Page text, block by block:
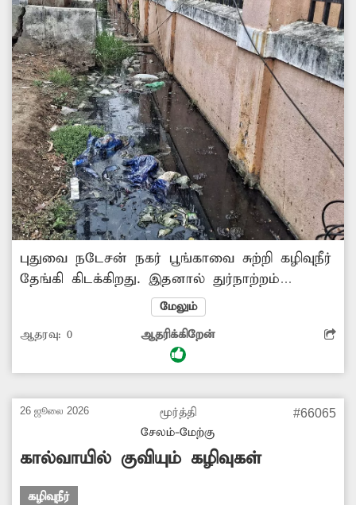
புதுவை நடேசன் நகர் பூங்காவை சுற்றி கழிவுநீர்
தேங்கி கிடக்கிறது. இதனால் துர்நாற்றம்
வீசுவதுடன், கொசுகள் உற்பத்தியாகி,
பூங்காவுக்கு வருபவர்களுக்கு நோய் பரவும்
அபாயம் உள்ளது. கழிவுநீர் தேங்காதவாறு
நடவடிக்கை எடுக்கப்படுமா?
மேலும்
ஆதரவு: 0 ஆதரிக்கிறேன்
26 ஜூலை 2026
மூர்த்தி
சேலம்-மேற்கு
#66065
கால்வாயில் குவியும் கழிவுகள்
கழிவுநீர்